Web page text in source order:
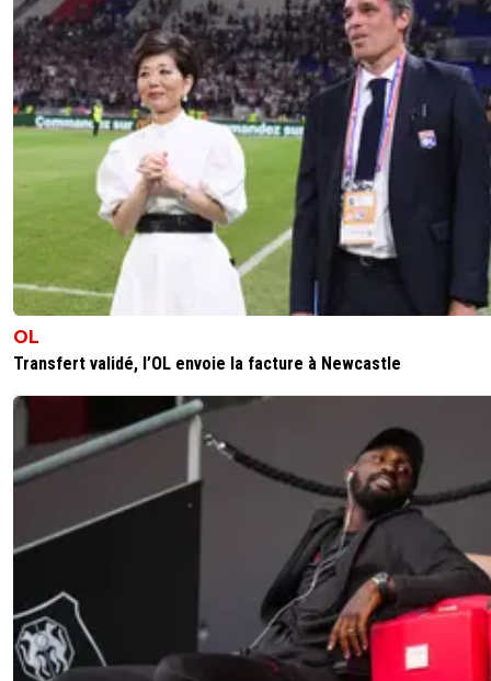
Répondre
mynameisbond 09 mai 2026 à 14:21 + 311
Ce sont surtout les blessures qui ont tué l'OL
5+ Répondre
sweet7812 + 1168
Il est clair que les blessures sont arrivées au pire
moments.
Et que cela en déplaise à certains (dont un que je
citerais pas le nom), ce fut une bonne chose
^^.
Etre 3e à l'instant T et qui l'eu cru en début de
Car bon d'après le footeux lucide, qu'on n'a pas de
Strasbourg et l'OM devait finir devant Lyon et
doigts dans le pif !!!
Répondre
OL
Transfert validé, l’OL envoie la facture à Newcastle